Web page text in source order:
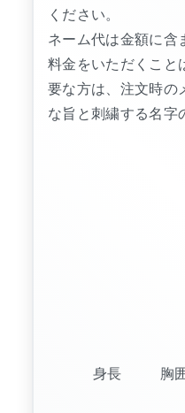
ください。
ネーム代は金額に含
料金をいただくこと
要な方は、注文時の
な旨と刺繍する名字
身長 胸囲